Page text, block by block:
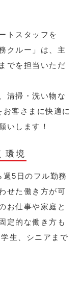
トスタッフを
クルー」は、主
でを担当いただ
清掃・洗い物な
客さまに快適に
いします！
環境
5日のフル勤務
せた働き方が可
お仕事や家庭と
定的な働き方も
生、シニアまで